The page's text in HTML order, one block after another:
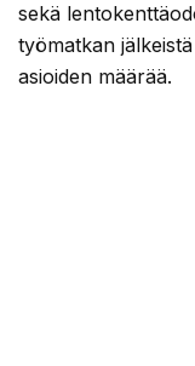
sekä
työmatkan
asioiden määrää.